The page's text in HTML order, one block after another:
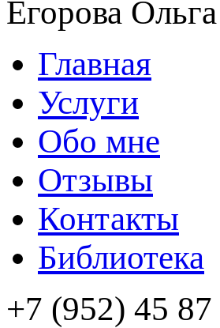
Егорова Ольга
Главная
Услуги
Обо мне
Отзывы
Контакты
Библиотека
+7 (952) 45 87